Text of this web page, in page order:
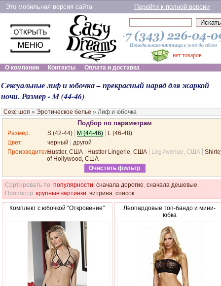
Это мобильная версия сайта Перейти к полной версии
нет товаров
О компании
Контакты Оплата и доставка
Сексуальные лиф и юбочка – прекрасный наряд для жаркой
ночи. Размер - M (44-46)
Секс шоп » Эротическое белье » Лиф и юбочка
Подбор по параметрам
Размер: S (42-44) M (44-46)
L (46-48)
Цвет: черный
другой
Производитель:
Hustler, США Hustler Lingerie, США Leg Avenue, США
of Hollywood, США
Очистить фильтр
Сортировать по: популярности, сначала дорогие, сначала дешевые.
Просмотр: крупные картинки, витрина, список
Комплект с юбочкой "Откровение"
Леопардовые топ-бандо и мини-
юбка